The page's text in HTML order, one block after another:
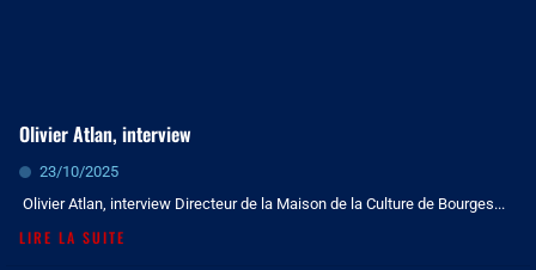
Olivier Atlan, interview
23/10/2025
Olivier Atlan, interview Directeur de la Maison de la Culture de Bourges...
LIRE LA SUITE